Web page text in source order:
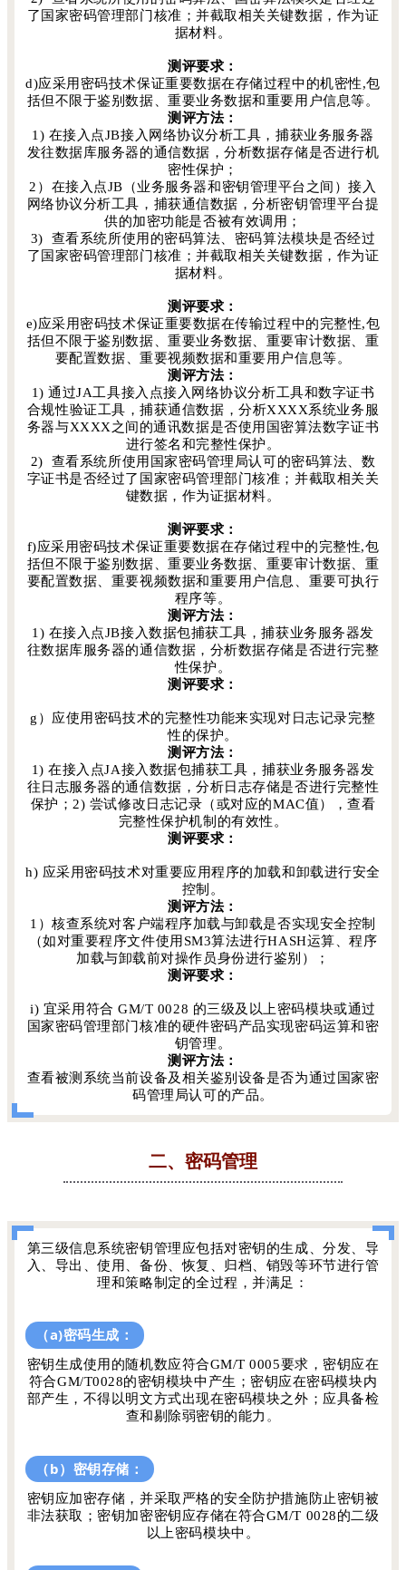
了国家密码管理部门核准；并截取相关关键数据，作为证
据材料。
测评要求：
d)应采用密码技术保证重要数据在存储过程中的机密性,包
括但不限于鉴别数据、重要业务数据和重要用户信息等。
测评方法：
1) 在接入点JB接入网络协议分析工具，捕获业务服务器
发往数据库服务器的通信数据，分析数据存储是否进行机
密性保护；
2）在接入点JB（业务服务器和密钥管理平台之间）接入
网络协议分析工具，捕获通信数据，分析密钥管理平台提
供的加密功能是否被有效调用；
3) 查看系统所使用的密码算法、密码算法模块是否经过
了国家密码管理部门核准；并截取相关关键数据，作为证
据材料。
测评要求：
e)应采用密码技术保证重要数据在传输过程中的完整性,包
括但不限于鉴别数据、重要业务数据、重要审计数据、重
要配置数据、重要视频数据和重要用户信息等。
测评方法：
1) 通过JA工具接入点接入网络协议分析工具和数字证书
合规性验证工具，捕获通信数据，分析XXXX系统业务服
务器与XXXX之间的通讯数据是否使用国密算法数字证书
进行签名和完整性保护。
2) 查看系统所使用国家密码管理局认可的密码算法、数
字证书是否经过了国家密码管理部门核准；并截取相关关
键数据，作为证据材料。
测评要求：
f)应采用密码技术保证重要数据在存储过程中的完整性,包
括但不限于鉴别数据、重要业务数据、重要审计数据、重
要配置数据、重要视频数据和重要用户信息、重要可执行
程序等。
测评方法：
1) 在接入点JB接入数据包捕获工具，捕获业务服务器发
往数据库服务器的通信数据，分析数据存储是否进行完整
性保护。
测评要求：
g）应使用密码技术的完整性功能来实现对日志记录完整
性的保护。
测评方法：
1) 在接入点JA接入数据包捕获工具，捕获业务服务器发
往日志服务器的通信数据，分析日志存储是否进行完整性
保护；2) 尝试修改日志记录（或对应的MAC值），查看
完整性保护机制的有效性。
测评要求：
h) 应采用密码技术对重要应用程序的加载和卸载进行安全
控制。
测评方法：
1）核查系统对客户端程序加载与卸载是否实现安全控制
（如对重要程序文件使用SM3算法进行HASH运算、程序
加载与卸载前对操作员身份进行鉴别）；
测评要求：
i) 宜采用符合 GM/T 0028 的三级及以上密码模块或通过
国家密码管理部门核准的硬件密码产品实现密码运算和密
钥管理。
测评方法：
查看被测系统当前设备及相关鉴别设备是否为通过国家密
码管理局认可的产品。
二、密码管理
第三级信息系统密钥管理应包括对密钥的生成、分发、导
入、导出、使用、备份、恢复、归档、销毁等环节进行管
理和策略制定的全过程，并满足：
（a)密码生成：
密钥生成使用的随机数应符合GM/T 0005要求，密钥应在
符合GM/T0028的密钥模块中产生；密钥应在密码模块内
部产生，不得以明文方式出现在密码模块之外；应具备检
查和剔除弱密钥的能力 。
（b）密钥存储：
密钥应加密存储，并采取严格的安全防护措施防止密钥被
非法获取；密钥加密密钥应存储在符合GM/T 0028的二级
以上密码模块中。